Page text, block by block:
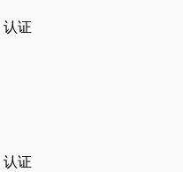
认证
认证